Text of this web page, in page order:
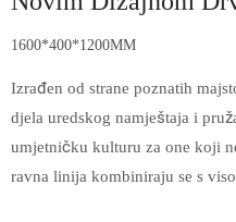
1600*400*1200MM
Izrađen od strane poznatih
djela uredskog namještaja i
umjetničku kulturu za one koji
ravna linija kombiniraju se s